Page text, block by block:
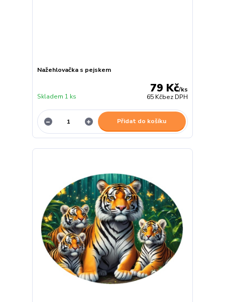
Nažehlovačka s pejskem
79 Kč/ks
65 Kčbez DPH
Skladem 1 ks
Přidat do košíku